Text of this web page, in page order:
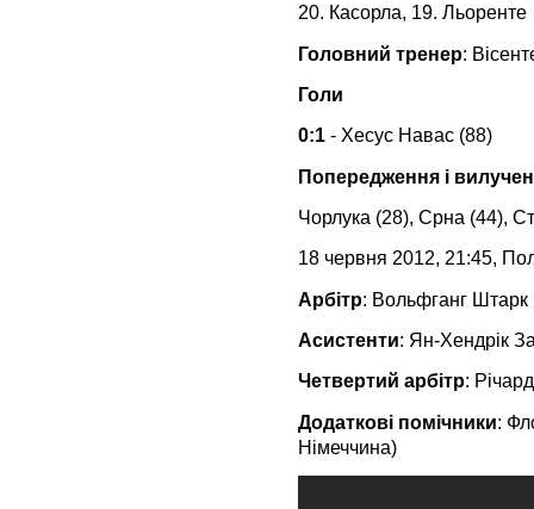
20. Касорла, 19. Льоренте
Головний тренер:
Голи
0:1 - Хесус Навас (88)
Попередження і
Чорлука (28), Срна (44),
18 червня 2012, 21:45,
Арбітр: Вольфганг Штарк
Асистенти: Ян-Хендрік
Четвертий арбітр:
Додаткові помічники:
Німеччина)